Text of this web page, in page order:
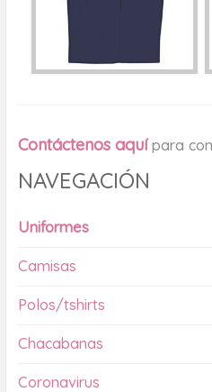
Contáctenos aquí para
NAVEGACIÓN
Uniformes
Camisas
Polos/tshirts
Chacabanas
Coronavirus